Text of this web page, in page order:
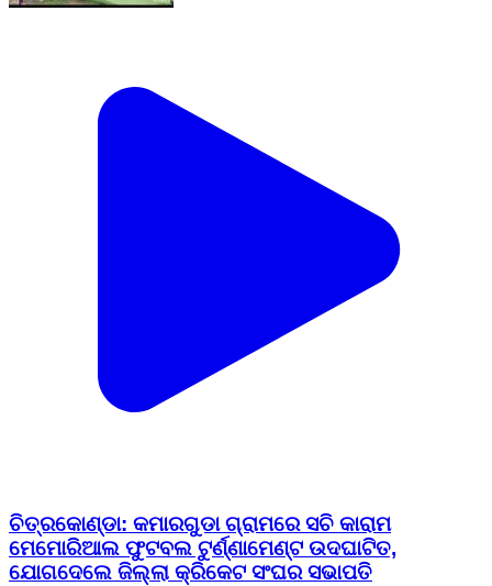
ଚିତ୍ରକୋଣ୍ଡା: କମାରଗୁଡା ଗ୍ରାମରେ ସଚି କାରାମ
ମେମୋରିଆଲ ଫୁଟବଲ ଟୁର୍ଣ୍ଣାମେଣ୍ଟ ଉଦଘାଟିତ,
ଯୋଗଦେଲେ ଜିଲ୍ଲା କ୍ରିକେଟ ସଂଘର ସଭାପତି